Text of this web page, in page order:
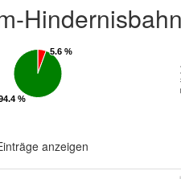
5.6 %
5.6 %
%
%
anzeigen